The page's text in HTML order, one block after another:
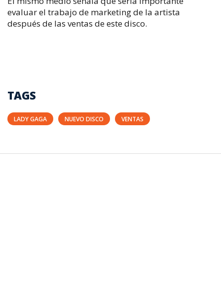
evaluar el trabajo de marketing de la artista
después de las ventas de este disco.
TAGS
LADY GAGA NUEVO DISCO VENTAS